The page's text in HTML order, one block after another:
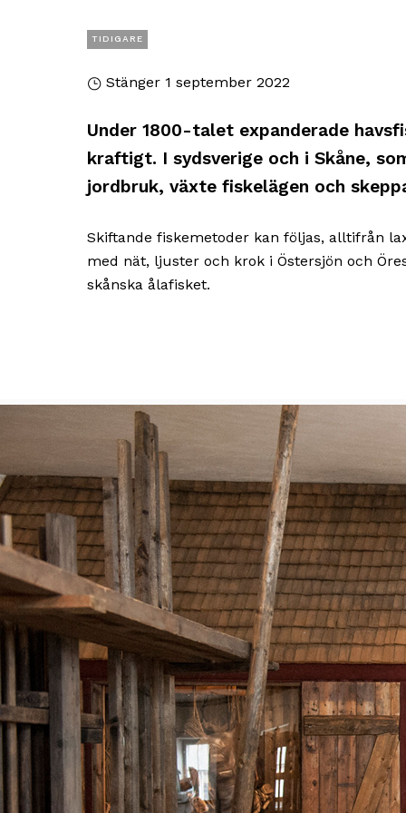
TIDIGARE
Stänger 1 september 2022
Under 1800-talet expanderade
kraftigt. I sydsverige och i Skåne,
jordbruk, växte fiskelägen och
Skiftande fiskemetoder kan följas, alltifrån
med nät, ljuster och krok i Östersjön och
skånska ålafisket.